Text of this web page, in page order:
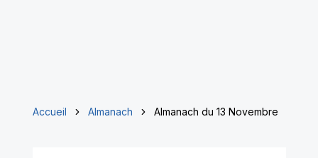
Accueil Almanach Almanach du 13 Novembre